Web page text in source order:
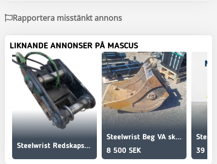
Rapportera misstänkt annons
LIKNANDE ANNONSER PÅ MASCUS
Steelwrist Redskapsfäste till Volvo ECR88
Steelwrist Beg VA skopa S50
8 500 SEK
39